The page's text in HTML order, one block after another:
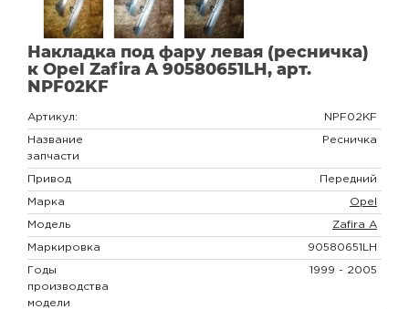
Накладка под фару левая (ресничка)
к Opel Zafira A 90580651LH, арт.
NPF02KF
Артикул: NPF02KF
Название
запчасти
Ресничка
Привод Передний
Марка Opel
Модель Zafira A
Маркировка 90580651LH
Годы
производства
модели
1999 - 2005